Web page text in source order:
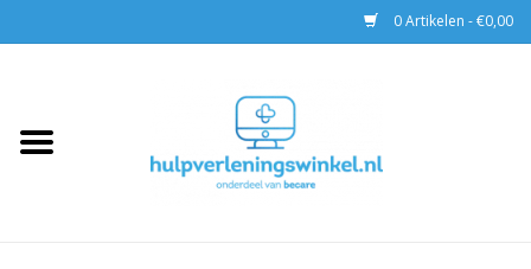
0 Artikelen - €0,00